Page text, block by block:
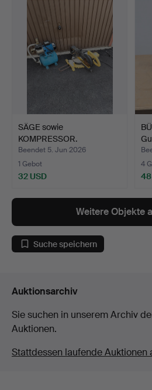
SÄGE sowie
KOMPRESSOR.
Beendet 5. Jun 2026
1 Gebot
32 USD
4
48
Weitere Objekte
Suche speichern
Auktionsarchiv
Sie suchen in unserem Archiv
Auktionen.
Stattdessen laufende Auktionen